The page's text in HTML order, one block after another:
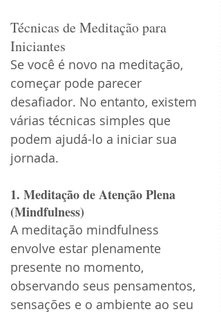
Técnicas de Meditação para
Iniciantes
Se você é novo na meditação,
começar pode parecer
desafiador. No entanto, existem
várias técnicas simples que
podem ajudá-lo a iniciar sua
jornada.
1. Meditação de Atenção Plena
(Mindfulness)
A meditação mindfulness
envolve estar plenamente
presente no momento,
observando seus pensamentos,
sensações e o ambiente ao seu